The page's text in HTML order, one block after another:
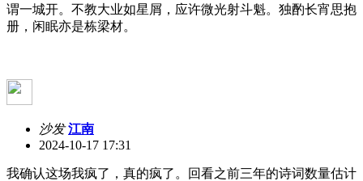
谓一城开。不教大业如星屑，应许微光射斗魁。独酌长宵思抱
册，闲眠亦是栋梁材。
沙发 江南
2024-10-17 17:31
我确认这场我疯了，真的疯了。回看之前三年的诗词数量估计